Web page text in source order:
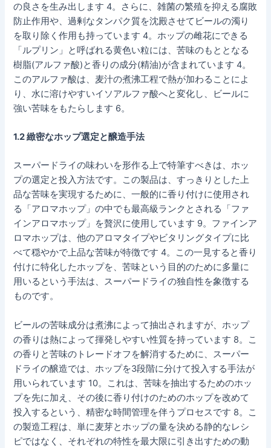
の良さを生み出します 4。さらに、雑菌の繁殖を抑える腐敗
防止作用や、過剰なタンパク質を沈殿させてビールの濁り
を取り除く作用も持っています 4。ホップの雌花にできる
「ルプリン」と呼ばれる黄色い粒には、苦味のもととなる
樹脂(アルファ酸)と香りの成分(精油)が含まれています 4。
このアルファ酸は、麦汁の煮沸工程で熱が加わることによ
り、水に溶けやすいイソアルファ酸へと変化し、ビールに
強い苦味をもたらします 6。
1.2 緻密なホップ選定と醸造手法
スーパードライの味わいを形作る上で特筆すべきは、ホッ
プの選定と投入方法です。この製品は、すっきりとした上
品な苦味を実現するために、一般的に香り付けに使用され
る「アロマホップ」の中でも最高級ランクとされる「ファ
インアロマホップ」を贅沢に使用しています 9。ファインア
ロマホップは、他のアロマタイプやビタリングタイプに比
べて穏やかで上品な苦味が特徴です 4。この一見すると香り
付けに特化したホップを、苦味という目的のために多量に
用いるという手法は、スーパードライの独自性を象徴する
ものです。
ビールの苦味成分は煮沸によって抽出されますが、ホップ
の香りは熱によって揮発しやすい性質を持っています 8。こ
の香りと苦味のトレードオフを解消するために、スーパー
ドライの醸造では、ホップを3段階に分けて投入する手法が
用いられています 10。これは、苦味を抽出するためのホッ
プを先に加え、その後に香り付けのためのホップを改めて
投入するという、精密な時間管理を伴うプロセスです 8。こ
の製造工程は、単に麦芽とホップの量を決める静的なレシ
ピではなく、それぞれの特性を最大限に引き出すための動